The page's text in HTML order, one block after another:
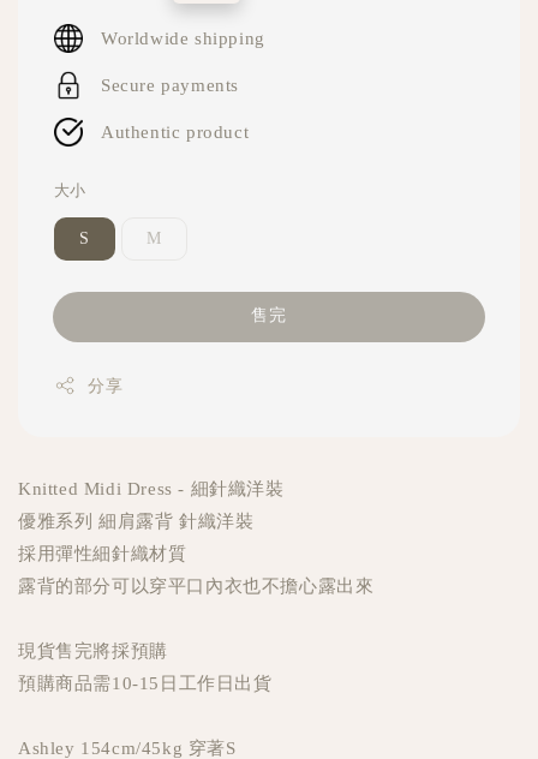
price
Worldwide shipping
Secure payments
Authentic product
大小
S M
售完
分享
Knitted Midi Dress - 細針織洋裝
優雅系列 細肩露背 針織洋裝
採用彈性細針織材質
露背的部分可以穿平口內衣也不擔心露出來
現貨售完將採預購
預購商品需10-15日工作日出貨
Ashley 154cm/45kg 穿著S